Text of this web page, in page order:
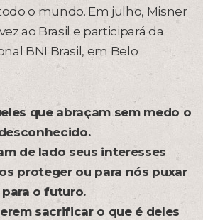
o mundo. Em julho, Misner
ao Brasil e participará da
BNI Brasil, em Belo
que abraçam sem medo o
de lado seus interesses
proteger ou para nós puxar
para o futuro.
sacrificar o que é deles